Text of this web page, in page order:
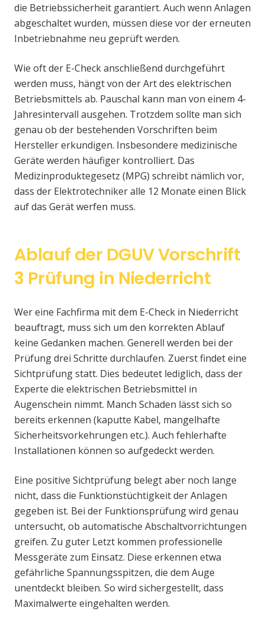
die Betriebssicherheit garantiert. Auch wenn Anlagen
abgeschaltet wurden, müssen diese vor der erneuten
Inbetriebnahme neu geprüft werden.
Wie oft der E-Check anschließend durchgeführt
werden muss, hängt von der Art des elektrischen
Betriebsmittels ab. Pauschal kann man von einem 4-
Jahresintervall ausgehen. Trotzdem sollte man sich
genau ob der bestehenden Vorschriften beim
Hersteller erkundigen. Insbesondere medizinische
Geräte werden häufiger kontrolliert. Das
Medizinproduktegesetz (MPG) schreibt nämlich vor,
dass der Elektrotechniker alle 12 Monate einen Blick
auf das Gerät werfen muss.
Ablauf der DGUV Vorschrift
3 Prüfung in Niederricht
Wer eine Fachfirma mit dem E-Check in Niederricht
beauftragt, muss sich um den korrekten Ablauf
keine Gedanken machen. Generell werden bei der
Prüfung drei Schritte durchlaufen. Zuerst findet eine
Sichtprüfung statt. Dies bedeutet lediglich, dass der
Experte die elektrischen Betriebsmittel in
Augenschein nimmt. Manch Schaden lässt sich so
bereits erkennen (kaputte Kabel, mangelhafte
Sicherheitsvorkehrungen etc.). Auch fehlerhafte
Installationen können so aufgedeckt werden.
Eine positive Sichtprüfung belegt aber noch lange
nicht, dass die Funktionstüchtigkeit der Anlagen
gegeben ist. Bei der Funktionsprüfung wird genau
untersucht, ob automatische Abschaltvorrichtungen
greifen. Zu guter Letzt kommen professionelle
Messgeräte zum Einsatz. Diese erkennen etwa
gefährliche Spannungsspitzen, die dem Auge
unentdeckt bleiben. So wird sichergestellt, dass
Maximalwerte eingehalten werden.